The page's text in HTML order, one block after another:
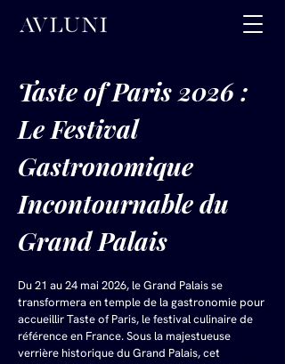
Taste of Paris 2026 :
Le Festival
Gastronomique
Incontournable du
Grand Palais
Du 21 au 24 mai 2026, le Grand Palais se
transformera en temple de la gastronomie pour
accueillir Taste of Paris, le festival culinaire de
référence en France. Sous la majestueuse
verrière historique du Grand Palais, cet